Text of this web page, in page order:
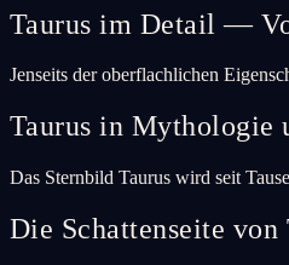
Taurus im Detail —
Jenseits der oberflachlichen
Taurus in Mythologie
Das Sternbild Taurus wird seit
Die Schattenseite von